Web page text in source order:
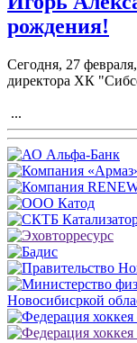
рождения!
Сегодня, 27
директора ХК
...